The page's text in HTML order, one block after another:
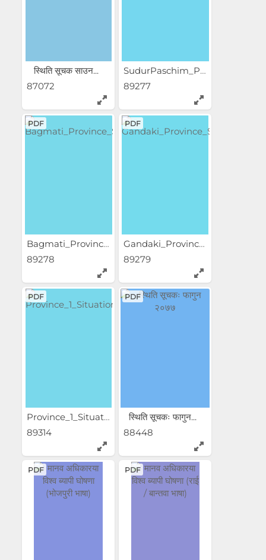
स्थिति सूचक साउन...
87072
SudurPaschim_Province_Situa...
89277
PDF
Bagmati_Province_Situation_...
89278
PDF
Gandaki_Province_Situation_...
89279
PDF
Province_1_Situation_Report...
89314
PDF
स्थिति सूचकः फागुन...
88448
PDF PDF